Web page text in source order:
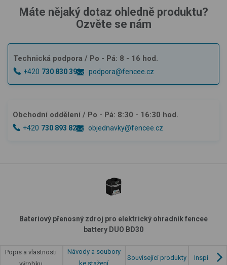
Máte nějaký dotaz ohledně produktu?
Ozvěte se nám
Technická podpora / Po - Pá: 8 - 16 hod.
+420 730 830 393 podpora@fencee.cz
Obchodní oddělení / Po - Pá: 8:30 - 16:30 hod.
+420 730 893 828 objednavky@fencee.cz
Bateriový přenosný zdroj pro elektrický ohradník fencee
battery DUO BD30
Popis a vlastnosti
výrobku
Návody a soubory
ke stažení
Související produkty Inspirace